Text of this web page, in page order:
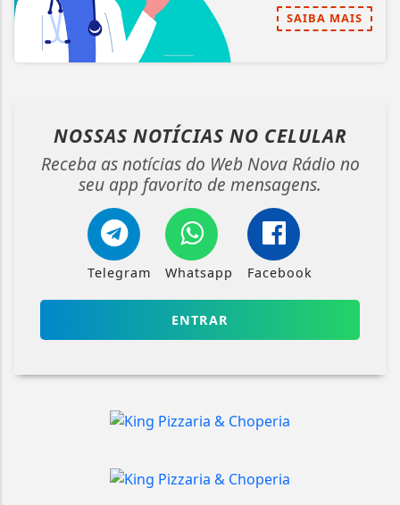
SAIBA MAIS
NOSSAS NOTÍCIAS NO CELULAR
Receba as notícias do Web Nova Rádio no
seu app favorito de mensagens.
Telegram Whatsapp Facebook
ENTRAR